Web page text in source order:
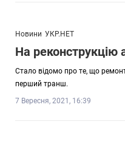
Новини УКР.НЕТ
На реконструкцію
Стало відомо про те, що
перший транш.
7 Вересня, 2021, 16:39